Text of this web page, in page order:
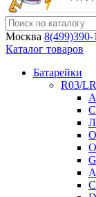
Москва 8(499)390-
Каталог товаров
Батарейки
R03/